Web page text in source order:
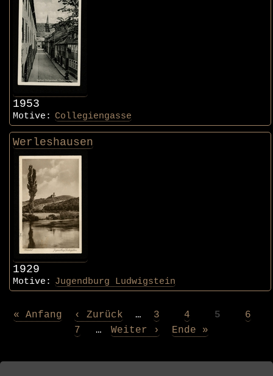
1953
Motive: Collegiengasse
Werleshausen
1929
Motive: Jugendburg Ludwigstein
Seitennummerierung
Erste
« Anfang
Vorherige
Seite
‹ Zurück … Page
3 Page
4 Page
5 Page
6
Page
7 …
Nächste
Weiter ›
Letzte
Ende »